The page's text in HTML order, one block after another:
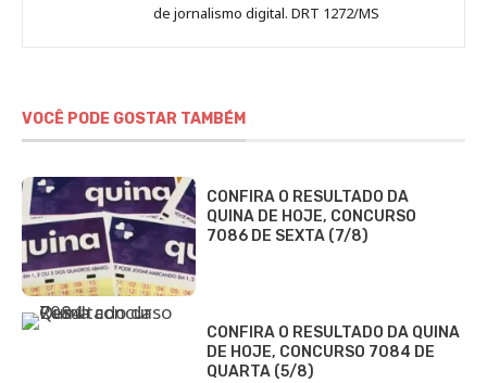
de jornalismo digital. DRT 1272/MS
VOCÊ PODE GOSTAR TAMBÉM
CONFIRA O RESULTADO DA
QUINA DE HOJE, CONCURSO
7086 DE SEXTA (7/8)
CONFIRA O RESULTADO DA QUINA
DE HOJE, CONCURSO 7084 DE
QUARTA (5/8)